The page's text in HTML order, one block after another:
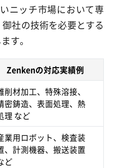
ニッチ市場において専
社の技術を必要とする
す。
Zenkenの対応実績例
削材加工、特殊溶接、
密鋳造、表面処理、熱
理 など
業用ロボット、検査装
、計測機器、搬送装置
ど